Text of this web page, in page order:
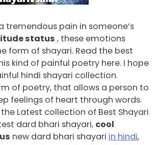
tremendous pain in someone’s
status , these emotions
form of shayari. Read the best
kind of painful poetry here. I hope
hindi shayari collection.
of poetry, that allows a person to
feelings of heart through words.
Latest collection of Best Shayari
dard bhari shayari, cool
new dard bhari shayari in hindi,